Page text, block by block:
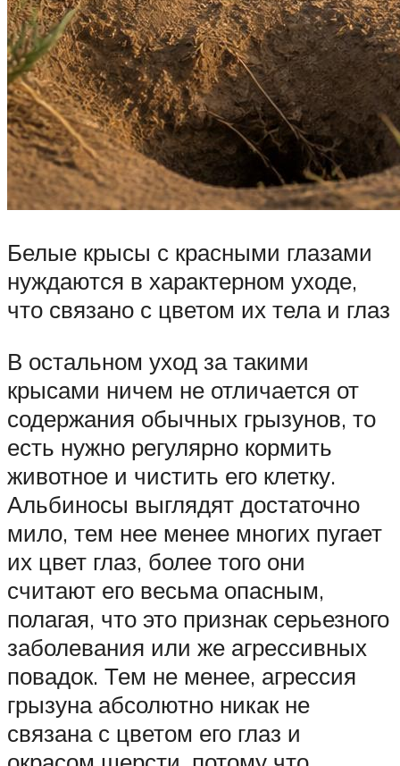
Белые крысы с красными глазами
нуждаются в характерном уходе,
что связано с цветом их тела и глаз
В остальном уход за такими
крысами ничем не отличается от
содержания обычных грызунов, то
есть нужно регулярно кормить
животное и чистить его клетку.
Альбиносы выглядят достаточно
мило, тем нее менее многих пугает
их цвет глаз, более того они
считают его весьма опасным,
полагая, что это признак серьезного
заболевания или же агрессивных
повадок. Тем не менее, агрессия
грызуна абсолютно никак не
связана с цветом его глаз и